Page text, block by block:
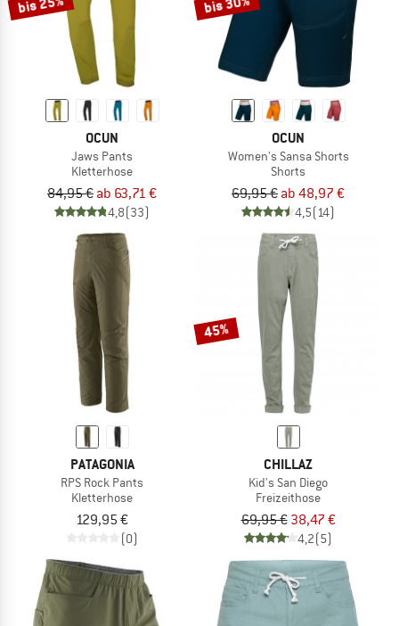
OCUN
Jaws Pants
Kletterhose
84,95 € ab 63,71 €
4,8(33)
OCUN
Women's Sansa Shorts
Shorts
69,95 € ab 48,97 €
4,5(14)
PATAGONIA
RPS Rock Pants
Kletterhose
129,95 €
(0)
45%
CHILLAZ
Kid's San Diego
Freizeithose
69,95 € 38,47 €
4,2(5)